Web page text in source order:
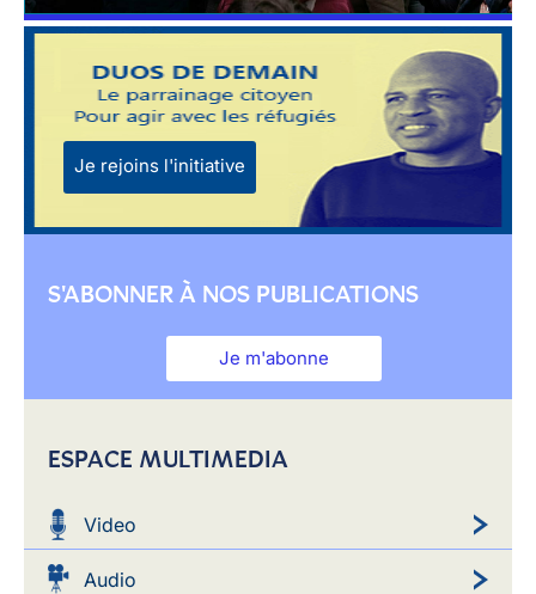
Je rejoins l'initiative
S'ABONNER À NOS PUBLICATIONS
Je m'abonne
ESPACE MULTIMEDIA
Video
Audio